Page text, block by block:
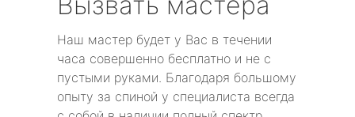
Наш мастер будет у Вас в течении
часа совершенно бесплатно и не с
пустыми руками. Благодаря большому
опыту за спиной у специалиста всегда